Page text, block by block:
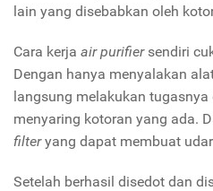
lain yang disebabkan oleh
Cara kerja air purifier sendiri
Dengan hanya menyalakan
langsung melakukan
menyaring kotoran yang ada.
filteryang dapat membuat
Setelah berhasil disedot dan